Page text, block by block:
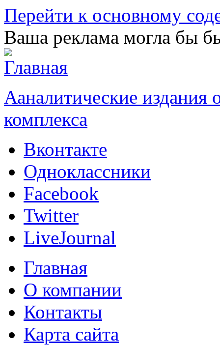
Перейти к основному
Ваша реклама могла бы
Ааналитические
комплекса
Вконтакте
Одноклассники
Facebook
Twitter
LiveJournal
Главная
О компании
Контакты
Карта сайта